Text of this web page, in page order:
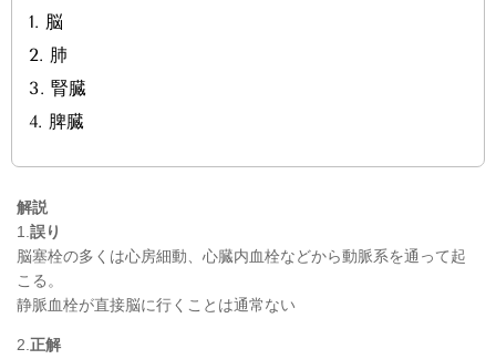
1. 脳
2. 肺
3. 腎臓
4. 脾臓
解説
1. 誤り
脳塞栓の多くは心房細動、心臓内血栓などから動脈系を通って起
こる 。
静脈血栓が直接脳に行くことは通常ない
2. 正解